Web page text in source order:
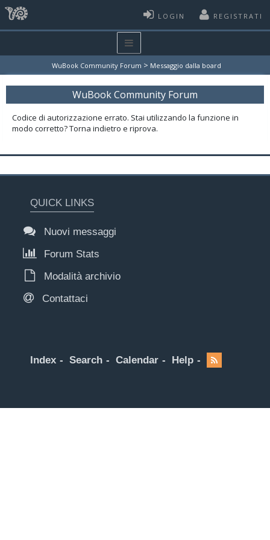
LOGIN REGISTRATI
WuBook Community Forum > Messaggio dalla board
WuBook Community Forum
Codice di autorizzazione errato. Stai utilizzando la funzione in
modo corretto? Torna indietro e riprova.
QUICK LINKS
Nuovi messaggi
Forum Stats
Modalità archivio
Contattaci
Index Search Calendar Help